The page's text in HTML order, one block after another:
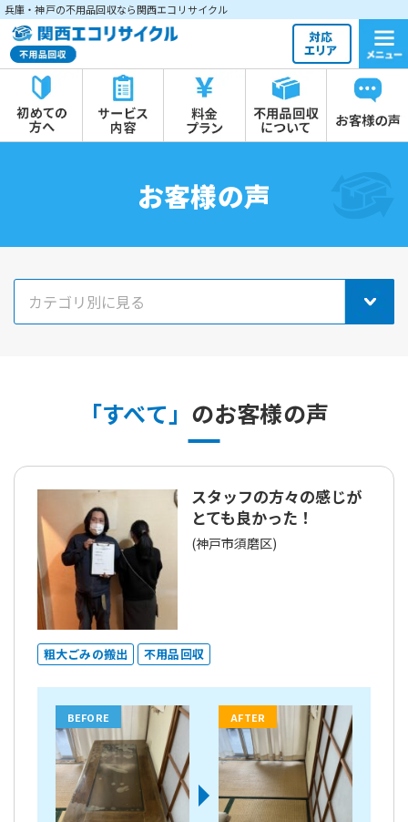
兵庫・神戸の不用品回収なら関西エコリサイクル
お客様の声
「すべて」 のお客様の声
スタッフの方々の感じが
とても良かった！
(神戸市須磨区)
粗大ごみの搬出 不用品回収
BEFORE AFTER